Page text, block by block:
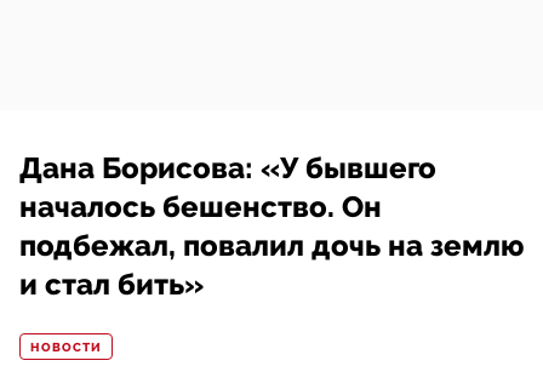
Дана Борисова: «У бывшего
началось бешенство. Он
подбежал, повалил дочь на землю
и стал бить»
НОВОСТИ